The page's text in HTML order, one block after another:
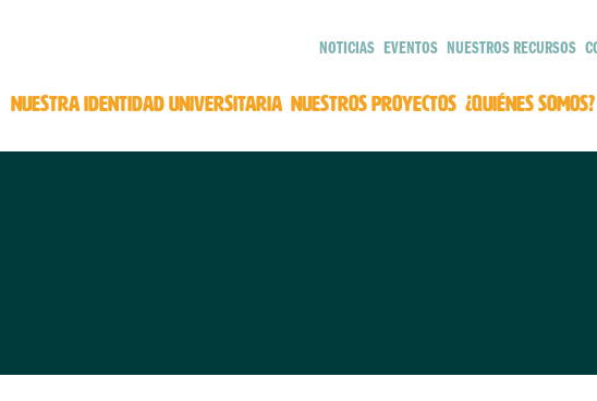
NOTICIAS EVENTOS NUESTROS RECURSOS
NUESTRA IDENTIDAD UNIVERSITARIA NUESTROS PROYECTOS ¿QUIÉNES SOMOS?